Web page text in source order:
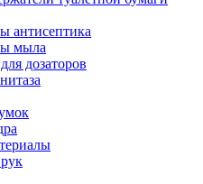
антисептика
мыла
дозаторов